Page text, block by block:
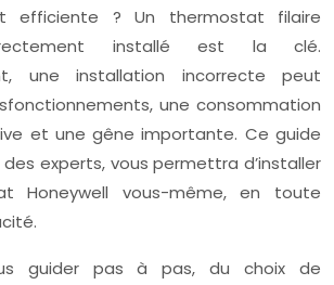
efficiente ? Un thermostat filaire
installé est la clé.
une installation incorrecte peut
une consommation
et une gêne importante. Ce guide
experts, vous permettra d’installer
Honeywell vous-même, en toute
guider pas à pas, du choix de